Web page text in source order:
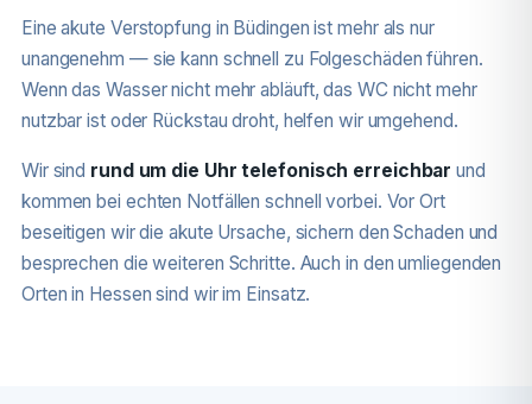
Eine akute Verstopfung in Büdingen ist mehr als nur
unangenehm — sie kann schnell zu Folgeschäden führen.
Wenn das Wasser nicht mehr abläuft, das WC nicht mehr
nutzbar ist oder Rückstau droht, helfen wir umgehend.
Wir sind rund um die Uhr telefonisch erreichbar und
kommen bei echten Notfällen schnell vorbei. Vor Ort
beseitigen wir die akute Ursache, sichern den Schaden und
besprechen die weiteren Schritte. Auch in den umliegenden
Orten in Hessen sind wir im Einsatz.